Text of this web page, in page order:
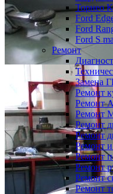
Торнео
Ford
Ford
Ford S
Ремонт
Замена
Ремонт
Ремонт
Ремонт
Ремонт
Ремонт
Ремонт
Ремонт
Ремонт
Ремонт
Ремонт